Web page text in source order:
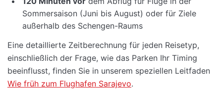
Sommersaison (Juni bis August) oder für Ziele
außerhalb des Schengen-Raums
Eine detaillierte Zeitberechnung für jeden Reisetyp,
einschließlich der Frage, wie das Parken Ihr Timing
beeinflusst, finden Sie in unserem speziellen Leitfaden
Wie früh zum Flughafen Sarajevo.